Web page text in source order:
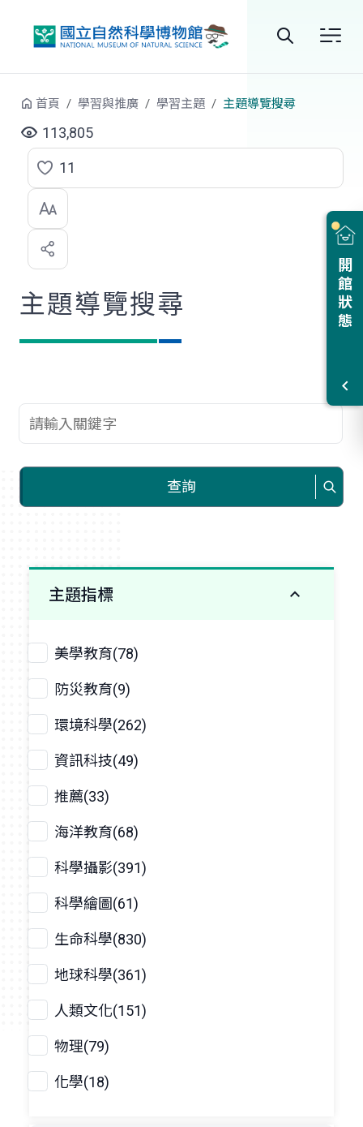
站
尋
開館狀態
首頁 學習與推廣 學習主題 主題導覽搜尋
113,805
點
選
喜
歡
11
主題導覽搜尋
查詢關鍵字
查詢
主題指標
美學教育(78)
防災教育(9)
環境科學(262)
資訊科技(49)
推薦(33)
海洋教育(68)
科學攝影(391)
科學繪圖(61)
生命科學(830)
地球科學(361)
人類文化(151)
物理(79)
化學(18)